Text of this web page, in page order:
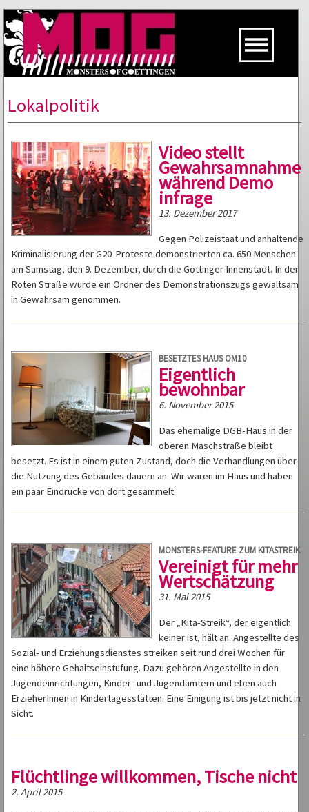
Lokalpolitik
Video stellt
Gewahrsamnahme
während Demo
infrage
13. Dezember 2017
Gegen Polizeistaat und anhaltende
Kriminalisierung der G20-Proteste demonstrierten ca. 650 Menschen
am Samstag, den 9. Dezember, durch die Göttinger Innenstadt. In der
Roten Straße wurde ein Ordner des Demonstrationszugs gewaltsam
in Gewahrsam genommen.
BESETZTES HAUS OM10
Eigentlich
bewohnbar
6. November 2015
Das ehemalige DGB-Haus in der
oberen Maschstraße bleibt
besetzt. Es ist in einem guten Zustand, doch die Verhandlungen über
die Nutzung des Gebäudes dauern an. Wir waren im Haus und haben
ein paar Eindrücke von dort gesammelt.
MONSTERS-FEATURE ZUM KITASTREIK
Vereinigt für mehr
Wertschätzung
31. Mai 2015
Der „Kita-Streik“, der eigentlich
keiner ist, hält an. Angestellte des
Sozial- und Erziehungsdienstes streiken seit rund drei Wochen für
eine höhere Gehaltseinstufung. Dazu gehören Angestellte in den
Jugendeinrichtungen, Kinder- und Jugendämtern und eben auch
ErzieherInnen in Kindertagesstätten. Eine Einigung ist bis jetzt nicht in
Sicht.
Flüchtlinge willkommen, Tische nicht
2. April 2015